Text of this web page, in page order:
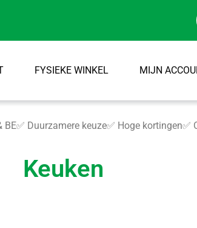
FYSIEKE WINKEL MIJN
BE✅ Duurzamere keuze✅ Hoge kortingen✅
Keuken